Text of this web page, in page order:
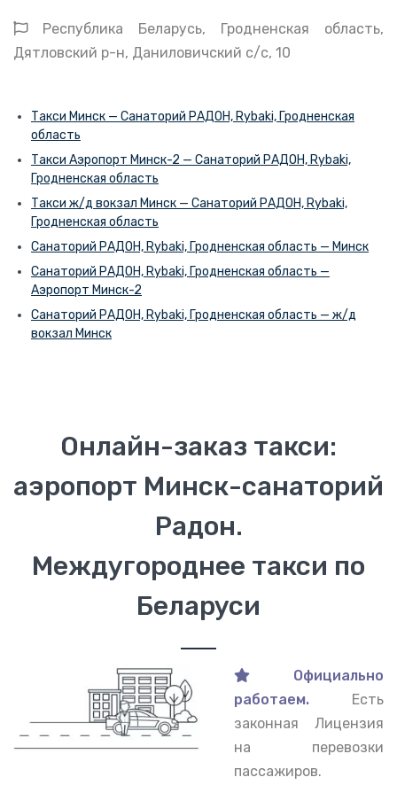
Республика Беларусь, Гродненская область,
Дятловский р-н, Даниловичский с/с, 10
Такси Минск — Санаторий РАДОН, Rybaki, Гродненская
область
Такси Аэропорт Минск-2 — Санаторий РАДОН, Rybaki,
Гродненская область
Такси ж/д вокзал Минск — Санаторий РАДОН, Rybaki,
Гродненская область
Санаторий РАДОН, Rybaki, Гродненская область — Минск
Санаторий РАДОН, Rybaki, Гродненская область —
Аэропорт Минск-2
Санаторий РАДОН, Rybaki, Гродненская область — ж/д
вокзал Минск
Онлайн-заказ такси:
аэропорт Минск-санаторий
Радон.
Междугороднее такси по
Беларуси
Официально
работаем.
Есть
законная Лицензия
на перевозки
пассажиров.